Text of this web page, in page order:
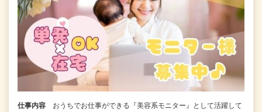
仕事内容
おうちでお仕事ができる『美容系モニター』として活躍して